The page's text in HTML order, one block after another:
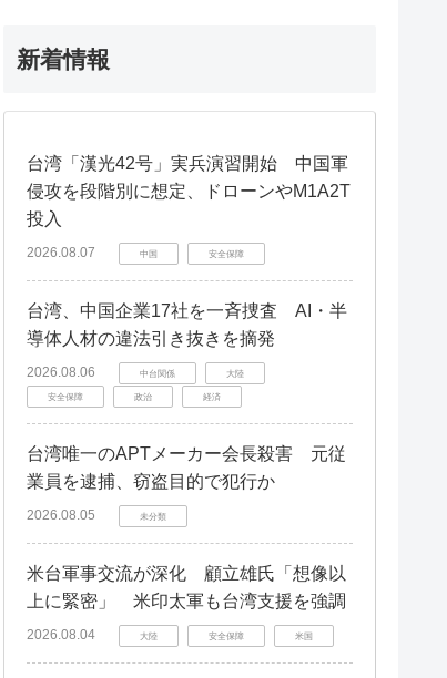
新着情報
台湾「漢光42号」実兵演習開始 中国軍
侵攻を段階別に想定、ドローンやM1A2T
投入
2026.08.07 中国 安全保障
台湾、中国企業17社を一斉捜査 AI・半
導体人材の違法引き抜きを摘発
2026.08.06 中台関係 大陸
安全保障 政治 経済
台湾唯一のAPTメーカー会長殺害 元従
業員を逮捕、窃盗目的で犯行か
2026.08.05 未分類
米台軍事交流が深化 顧立雄氏「想像以
上に緊密」 米印太軍も台湾支援を強調
2026.08.04 大陸 安全保障 米国